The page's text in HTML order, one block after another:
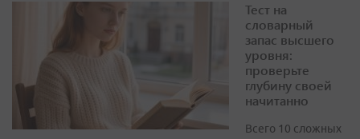
Тест на
словарный
запас высшего
уровня:
проверьте
глубину своей
начитанно
Всего 10 сложных